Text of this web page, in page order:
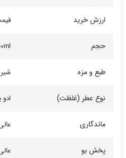
ارزش خرید
حجم
طبع و مزه
نوع عطر (غلظت) ادو
ماندگاری
پخش بو